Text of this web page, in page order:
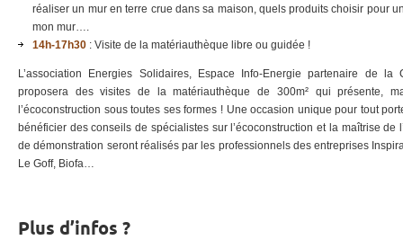
réaliser un mur en terre crue dans sa maison, quels produits choisir pour
mon mur….
14h-17h30 : Visite de la matériauthèque libre ou guidée !
L’association Energies Solidaires, Espace Info-Energie partenaire de
proposera des visites de la matériauthèque de 300m² qui présente,
l’écoconstruction sous toutes ses formes ! Une occasion unique pour tout
bénéficier des conseils de spécialistes sur l’écoconstruction et la maîtrise de
de démonstration seront réalisés par les professionnels des entreprises
Le Goff, Biofa…
Plus d’infos ?